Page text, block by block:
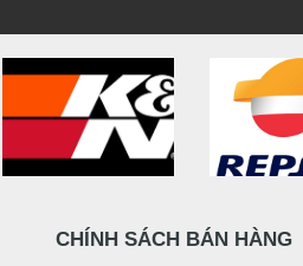
CHÍNH SÁCH BÁN HÀNG